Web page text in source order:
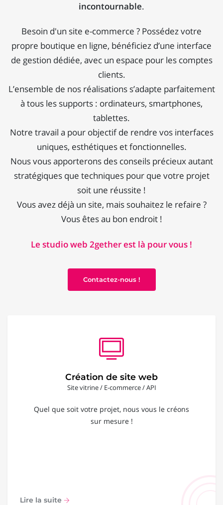
incontournable.
Besoin d'un site e-commerce ? Possédez votre
propre boutique en ligne, bénéficiez d’une interface
de gestion dédiée, avec un espace pour les comptes
clients.
L’ensemble de nos réalisations s’adapte parfaitement
à tous les supports : ordinateurs, smartphones,
tablettes.
Notre travail a pour objectif de rendre vos interfaces
uniques, esthétiques et fonctionnelles.
Nous vous apporterons des conseils précieux autant
stratégiques que techniques pour que votre projet
soit une réussite !
Vous avez déjà un site, mais souhaitez le refaire ?
Vous êtes au bon endroit !
Le studio web 2gether est là pour vous !
Contactez-nous !
Création de site web
Site vitrine / E-commerce / API
Quel que soit votre projet, nous vous le créons
sur mesure !
Lire la suite